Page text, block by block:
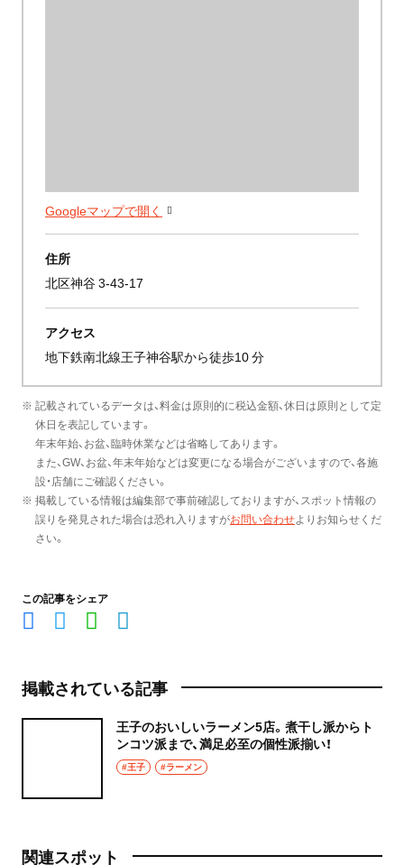
Googleマップで開く
住所
北区神谷 3-43-17
アクセス
地下鉄南北線王子神谷駅から徒歩10 分
※ 記載されているデータは、料金は原則的に税込金額、休日は原則として定
休日を表記しています。
年末年始、お盆、臨時休業などは省略してあります。
また、GW、お盆、年末年始などは変更になる場合がございますので、各施
設・店舗にご確認ください。
※ 掲載している情報は編集部で事前確認しておりますが、スポット情報の
誤りを発見された場合は恐れ入りますがお問い合わせよりお知らせくだ
さい。
この記事をシェア
掲載されている記事
王子のおいしいラーメン5店。煮干し派からト
ンコツ派まで、満足必至の個性派揃い！
#王子 #ラーメン
関連スポット